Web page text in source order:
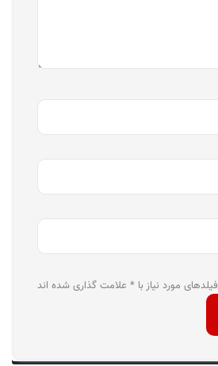
فیلدهای مورد نیاز با * علامت گذاری شده اند